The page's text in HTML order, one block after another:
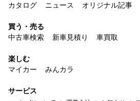
カタログ
ニュース オリジナル記事
買う・売る
中古車検索
新車見積り 車買取
楽しむ
マイカー
みんカラ
サービス